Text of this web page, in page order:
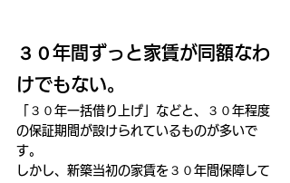
３０年間ずっと家賃が同額なわ
けでもない。
「３０年一括借り上げ」などと、３０年程度
の保証期間が設けられているものが多いで
す。
しかし、新築当初の家賃を３０年間保障して